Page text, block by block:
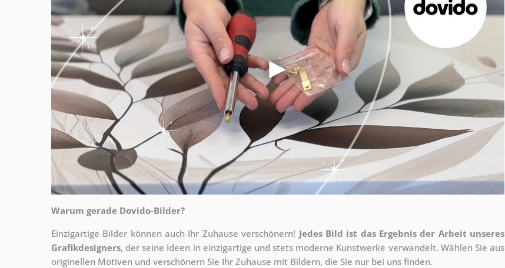
Warum gerade Dovido-Bilder?
Einzigartige Bilder können auch Ihr Zuhause verschönern! Jedes Bild ist das Ergebnis der Arbeit unseres
Grafikdesigners, der seine Ideen in einzigartige und stets moderne Kunstwerke verwandelt. Wählen Sie aus
originellen Motiven und verschönern Sie Ihr Zuhause mit Bildern, die Sie nur bei uns finden.